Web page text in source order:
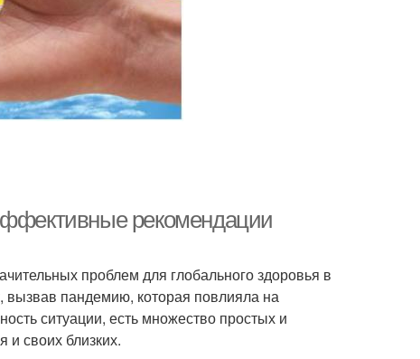
рекомендации
проблем для глобального здоровья в
вызвав пандемию, которая повлияла на
ситуации, есть множество простых и
и своих близких.